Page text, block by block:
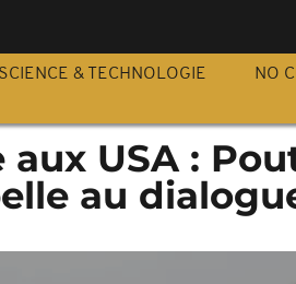
SCIENCE & TECHNOLOGIE NO
USA :
au